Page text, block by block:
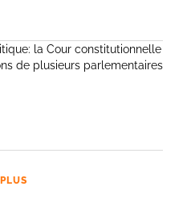
la Cour constitutionnelle
de plusieurs parlementaires